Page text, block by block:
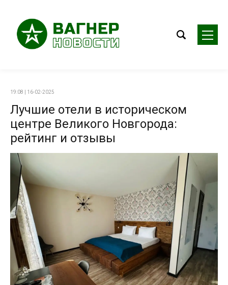
19:08 | 16-02-2025
Лучшие отели в историческом
центре Великого Новгорода:
рейтинг и отзывы